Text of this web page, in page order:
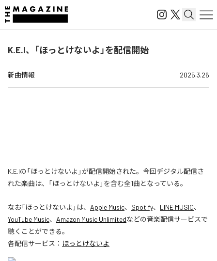
K.E.I、「ほっとけないよ」を配信開始
新曲情報 2025.3.26
K.E.Iの「ほっとけないよ」が配信開始された。今回デジタル配信さ
れた楽曲は、「ほっとけないよ」を含む全1曲となっている。
なお「ほっとけないよ 」は、 Apple Music、 Spotify、 LINE MUSIC、
YouTube Music、 Amazon Music Unlimitedなどの音楽配信サービスで
聴くことができる。
各配信サービス： ほっとけないよ